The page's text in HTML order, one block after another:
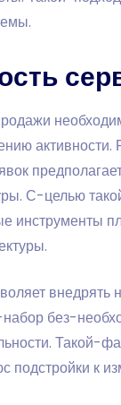
активности.
С-целью
инструменты
внедрять
без-
Такой-
подстройки к